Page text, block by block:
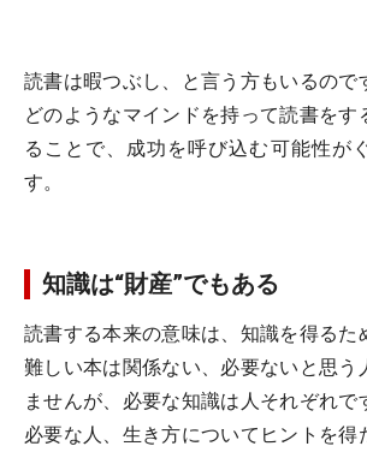
読書は暇つぶし、と言う方もいるので
どのようなマインドを持って読書をす
ることで、成功を呼び込む可能性が
す。
知識は“財産”でもある
読書する本来の意味は、知識を得るた
難しい本は関係ない、必要ないと思う
ませんが、必要な知識は人それぞれで
必要な人、生き方についてヒントを得